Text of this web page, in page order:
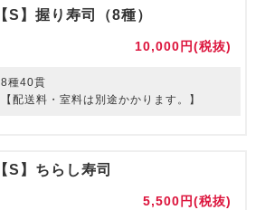
【S】握り寿司（8種）
10,000円(税抜)
8種40貫
【配送料・室料は別途かかります。】
【S】ちらし寿司
5,500円(税抜)